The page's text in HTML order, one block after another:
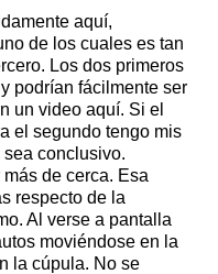
aquí,
de los cuales es tan
Los dos primeros
podrían fácilmente ser
un video aquí. Si el
el segundo tengo mis
conclusivo.
de cerca. Esa
respecto de la
Al verse a pantalla
moviéndose en la
la cúpula. No se